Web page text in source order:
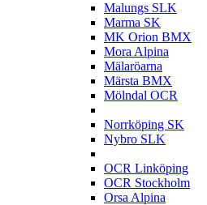
Malungs SLK
Marma SK
MK Orion BMX
Mora Alpina
Mälaröarna
Märsta BMX
Mölndal OCR
Norrköping SK
Nybro SLK
OCR Linköping
OCR Stockholm
Orsa Alpina